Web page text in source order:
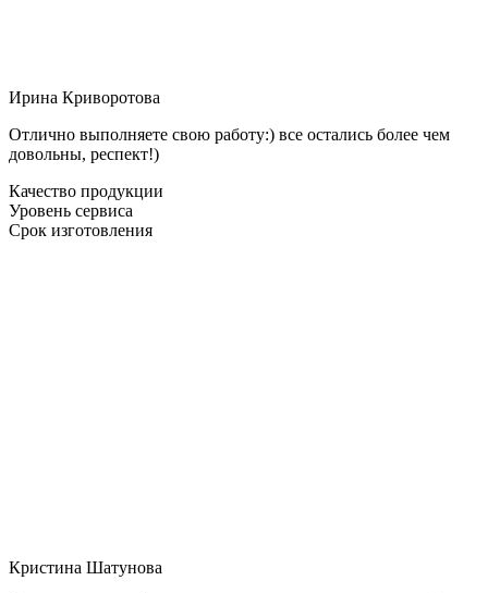
Ирина Криворотова
Отлично выполняете свою работу:) все остались более чем
довольны, респект!)
Качество продукции
Уровень сервиса
Срок изготовления
Кристина Шатунова